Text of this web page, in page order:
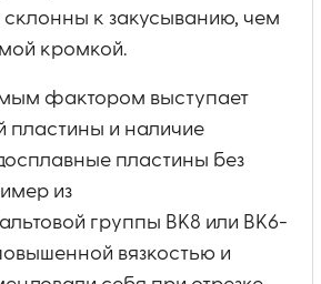
к закусыванию, чем
кромкой.
фактором выступает
пластины и наличие
пластины без
из
группы ВК8 или ВК6-
вязкостью и